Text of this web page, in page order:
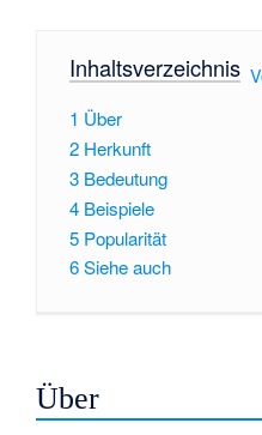
Inhaltsverzeichnis[
1 Über
2 Herkunft
3 Bedeutung
4 Beispiele
5 Popularität
6Siehe auch
Über